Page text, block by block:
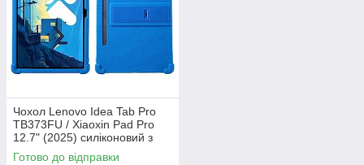
Чохол Lenovo Idea Tab Pro
TB373FU / Xiaoxin Pad Pro
12.7" (2025) силіконовий з
підставкою Синій
Готово до відправки